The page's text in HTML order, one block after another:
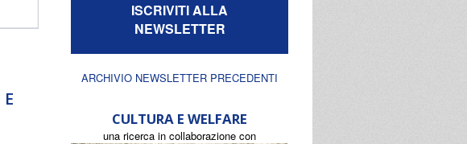
ISCRIVITI ALLA
NEWSLETTER
ARCHIVIO NEWSLETTER PRECEDENTI
CULTURA E WELFARE
una ricerca in collaborazione con